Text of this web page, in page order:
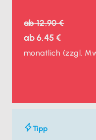
ab12,90 €
ab6,45 €
monatlich (zzgl.
Tipp